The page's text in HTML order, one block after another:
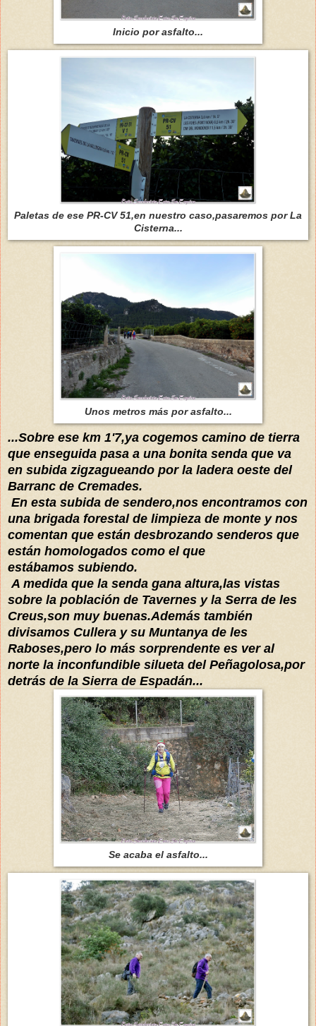
Inicio por asfalto...
Paletas de ese PR-CV 51,en nuestro caso,pasaremos por La
Cisterna...
Unos metros más por asfalto...
...Sobre ese km 1'7,ya cogemos camino de tierra
que enseguida pasa a una bonita senda que va
en subida zigzagueando por la ladera oeste del
Barranc de Cremades.
En esta subida de sendero,nos encontramos con
una brigada forestal de limpieza de monte y nos
comentan que están desbrozando senderos que
están homologados como el que
estábamos subiendo.
A medida que la senda gana altura,las vistas
sobre la población de Tavernes y la Serra de les
Creus,son muy buenas.Además también
divisamos Cullera y su Muntanya de les
Raboses,pero lo más sorprendente es ver al
norte la inconfundible silueta del Peñagolosa,por
detrás de la Sierra de Espadán...
Se acaba el asfalto...